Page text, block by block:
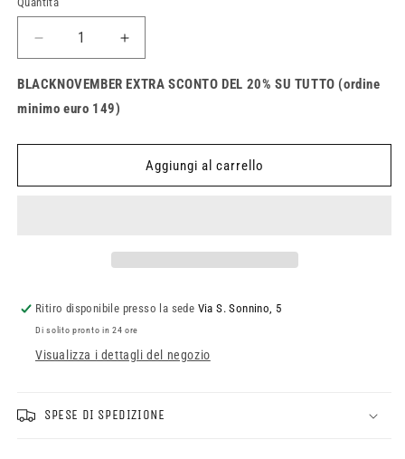
Quantità
Diminuisci
quantità
per
Casco
V3
Aumenta
quantità
per
V3
Efekt
BLACKNOVEMBER EXTRA SCONTO DEL 20% SU TUTTO (ordine
minimo euro 149)
Aggiungi al carrello
Ritiro disponibile presso la sede Via S. Sonnino, 5
Di solito pronto in 24 ore
Visualizza i dettagli del negozio
SPESE DI SPEDIZIONE